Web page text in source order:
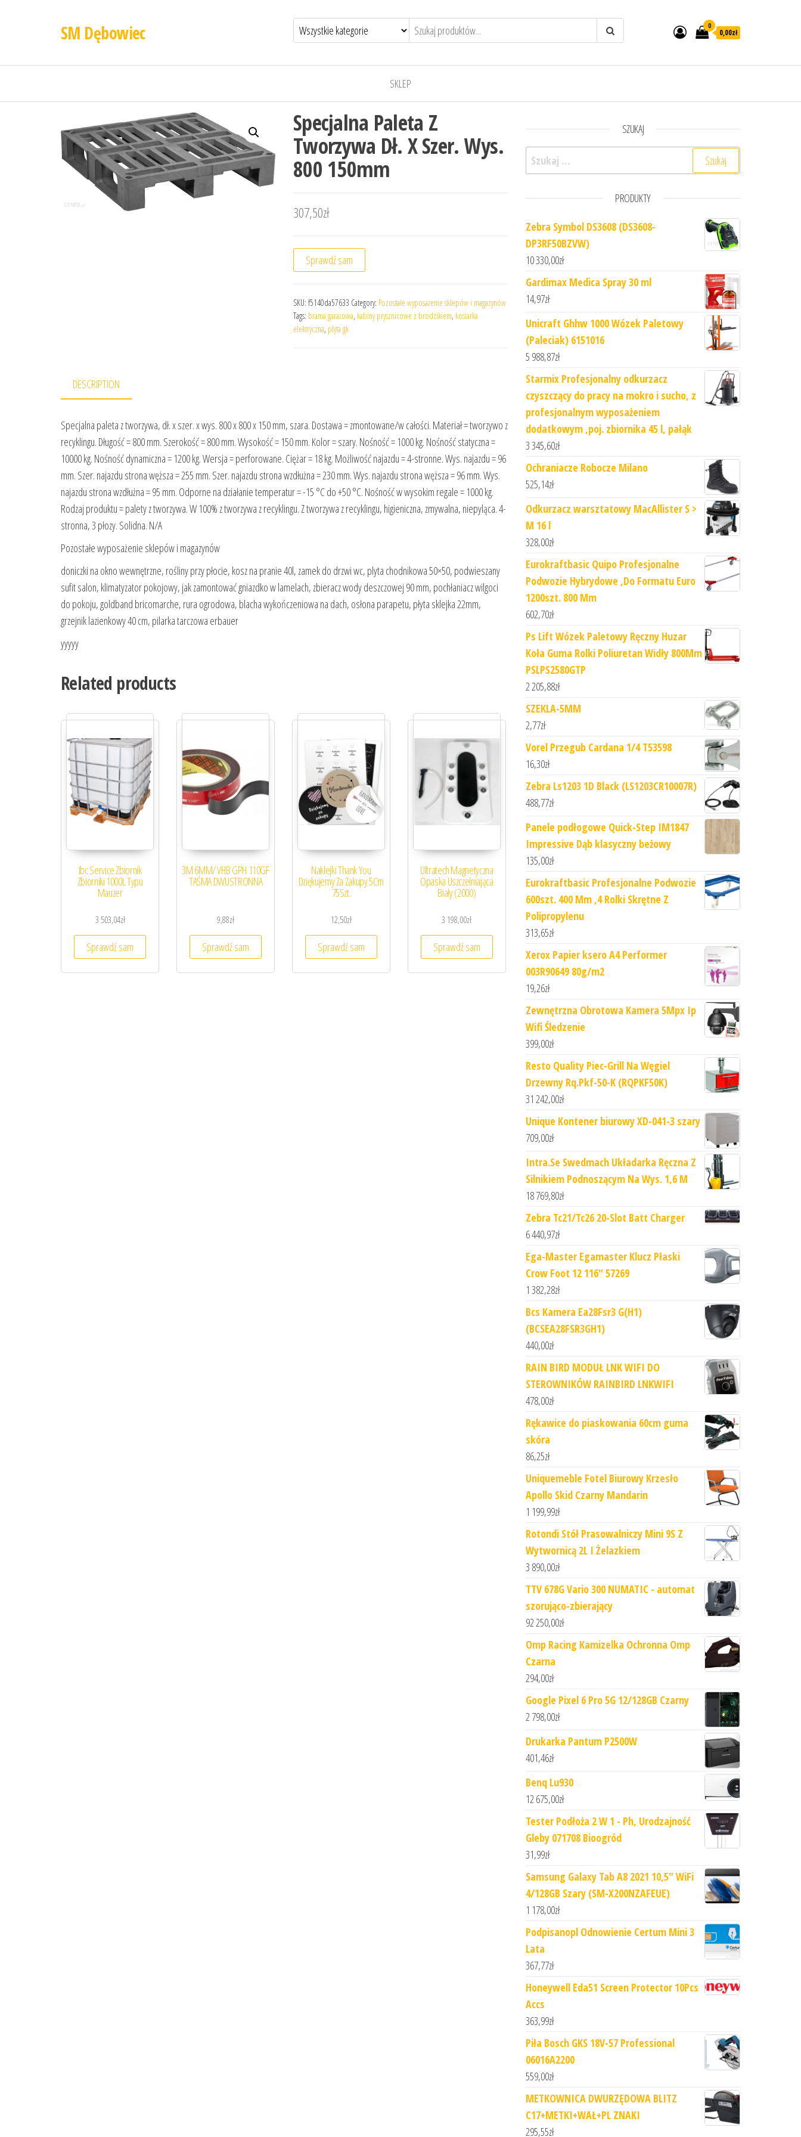
SM Dębowiec 0
0,00zł
SKLEP
Specjalna Paleta Z
Tworzywa Dł. X Szer. Wys.
800 150mm
307,50zł
Sprawdź sam
SKU: f5140da57633 Category: Pozostałe wyposażenie sklepów i magazynów
Tags: brama garażowa, kabiny prysznicowe z brodzikiem, kosiarka
elektryczna, plyta gk
DESCRIPTION
Specjalna paleta z tworzywa, dł. x szer. x wys. 800 x 800 x 150 mm, szara. Dostawa = zmontowane/w całości. Materiał = tworzywo z
recyklingu. Długość = 800 mm. Szerokość = 800 mm. Wysokość = 150 mm. Kolor = szary. Nośność = 1000 kg. Nośność statyczna =
10000 kg. Nośność dynamiczna = 1200 kg. Wersja = perforowane. Ciężar = 18 kg. Możliwość najazdu = 4-stronne. Wys. najazdu = 96
mm. Szer. najazdu strona węższa = 255 mm. Szer. najazdu strona wzdłużna = 230 mm. Wys. najazdu strona węższa = 96 mm. Wys.
najazdu strona wzdłużna = 95 mm. Odporne na działanie temperatur = -15 °C do +50 °C. Nośność w wysokim regale = 1000 kg.
Rodzaj produktu = palety z tworzywa. W 100% z tworzywa z recyklingu. Z tworzywa z recyklingu, higieniczna, zmywalna, niepyląca. 4-
stronna, 3 płozy. Solidna. N/A
Pozostałe wyposażenie sklepów i magazynów
doniczki na okno wewnętrzne, rośliny przy płocie, kosz na pranie 40l, zamek do drzwi wc, plyta chodnikowa 50×50, podwieszany
sufit salon, klimatyzator pokojowy, jak zamontować gniazdko w lamelach, zbieracz wody deszczowej 90 mm, pochłaniacz wilgoci
do pokoju, goldband bricomarche, rura ogrodowa, blacha wykończeniowa na dach, osłona parapetu, płyta sklejka 22mm,
grzejnik lazienkowy 40 cm, pilarka tarczowa erbauer
yyyyy
Related products
Ibc Service Zbiornik
Zbiorniki 1000L Typu
Mauzer
3 503,04zł
Sprawdź sam
3M 6MM/ VHB GPH 110GF
TAŚMA DWUSTRONNA
9,88zł
Sprawdź sam
Naklejki Thank You
Dziękujemy Za Zakupy 5Cm
75Szt.
12,50zł
Sprawdź sam
Ultratech Magnetyczna
Opaska Uszczelniająca
Biały (2000)
3 198,00zł
Sprawdź sam
SZUKAJ
Szukaj:
PRODUKTY
Zebra Symbol DS3608 (DS3608-
DP3RF50BZVW)
10 330,00zł
Gardimax Medica Spray 30 ml
14,97zł
Unicraft Ghhw 1000 Wózek Paletowy
(Paleciak) 6151016
5 988,87zł
Starmix Profesjonalny odkurzacz
czyszczący do pracy na mokro i sucho, z
profesjonalnym wyposażeniem
dodatkowym ,poj. zbiornika 45 l, pałąk
3 345,60zł
Ochraniacze Robocze Milano
525,14zł
Odkurzacz warsztatowy MacAllister S >
M 16 l
328,00zł
Eurokraftbasic Quipo Profesjonalne
Podwozie Hybrydowe ,Do Formatu Euro
1200szt. 800 Mm
602,70zł
Ps Lift Wózek Paletowy Ręczny Huzar
Koła Guma Rolki Poliuretan Widły 800Mm
PSLPS2580GTP
2 205,88zł
SZEKLA-5MM
2,77zł
Vorel Przegub Cardana 1/4 T53598
16,30zł
Zebra Ls1203 1D Black (LS1203CR10007R)
488,77zł
Panele podłogowe Quick-Step IM1847
Impressive Dąb klasyczny beżowy
135,00zł
Eurokraftbasic Profesjonalne Podwozie
600szt. 400 Mm ,4 Rolki Skrętne Z
Polipropylenu
313,65zł
Xerox Papier ksero A4 Performer
003R90649 80g/m2
19,26zł
Zewnętrzna Obrotowa Kamera 5Mpx Ip
Wifi Śledzenie
399,00zł
Resto Quality Piec-Grill Na Węgiel
Drzewny Rq.Pkf-50-K (RQPKF50K)
31 242,00zł
Unique Kontener biurowy XD-041-3 szary
709,00zł
Intra.Se Swedmach Układarka Ręczna Z
Silnikiem Podnoszącym Na Wys. 1,6 M
18 769,80zł
Zebra Tc21/Tc26 20-Slot Batt Charger
6 440,97zł
Ega-Master Egamaster Klucz Płaski
Crow Foot 12 116" 57269
1 382,28zł
Bcs Kamera Ea28Fsr3 G(H1)
(BCSEA28FSR3GH1)
440,00zł
RAIN BIRD MODUŁ LNK WIFI DO
STEROWNIKÓW RAINBIRD LNKWIFI
478,00zł
Rękawice do piaskowania 60cm guma
skóra
86,25zł
Uniquemeble Fotel Biurowy Krzesło
Apollo Skid Czarny Mandarin
1 199,99zł
Rotondi Stół Prasowalniczy Mini 9S Z
Wytwornicą 2L I Żelazkiem
3 890,00zł
TTV 678G Vario 300 NUMATIC - automat
szorująco-zbierający
92 250,00zł
Omp Racing Kamizelka Ochronna Omp
Czarna
294,00zł
Google Pixel 6 Pro 5G 12/128GB Czarny
2 798,00zł
Drukarka Pantum P2500W
401,46zł
Benq Lu930
12 675,00zł
Tester Podłoża 2 W 1 - Ph, Urodzajność
Gleby 071708 Bioogród
31,99zł
Samsung Galaxy Tab A8 2021 10,5" WiFi
4/128GB Szary (SM-X200NZAFEUE)
1 178,00zł
Podpisanopl Odnowienie Certum Mini 3
Lata
367,77zł
Honeywell Eda51 Screen Protector 10Pcs
Accs
363,99zł
Piła Bosch GKS 18V-57 Professional
06016A2200
559,00zł
METKOWNICA DWURZĘDOWA BLITZ
C17+METKI+WAŁ+PL ZNAKI
295,55zł